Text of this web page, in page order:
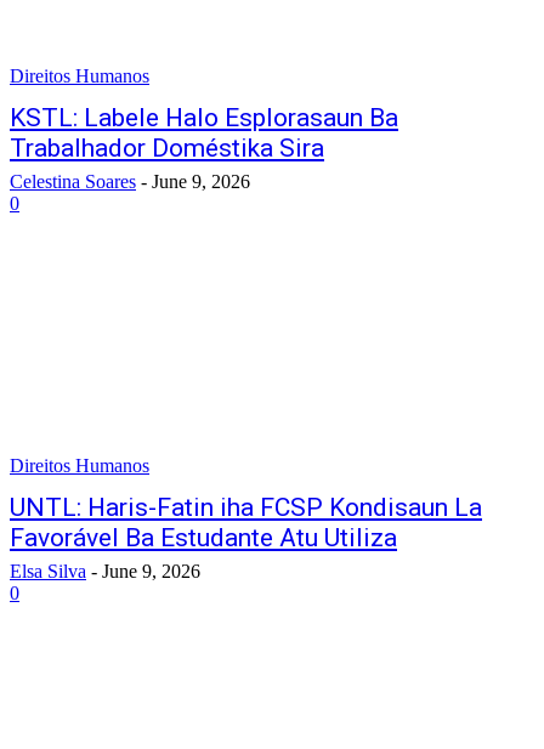
Direitos Humanos
KSTL: Labele Halo Esplorasaun Ba
Trabalhador Doméstika Sira
Celestina Soares - June 9, 2026
0
Direitos Humanos
UNTL: Haris-Fatin iha FCSP Kondisaun La
Favorável Ba Estudante Atu Utiliza
Elsa Silva - June 9, 2026
0